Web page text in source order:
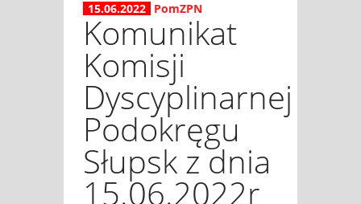
15.06.2022 PomZPN
Komunikat
Komisji
Dyscyplinarnej
Podokręgu
Słupsk z dnia
15.06.2022r